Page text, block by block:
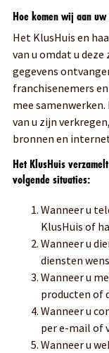
Hoe komen wij aan
Het KlusHuis en
van u omdat u deze
gegevens
franchisenemers
mee
van u zijn
bronnen en
Het KlusHuis
volgende situaties:
Wanneer u
KlusHuis of
Wanneer u
diensten
Wanneer u
producten of
Wanneer u
per e-mail of
Wanneer u